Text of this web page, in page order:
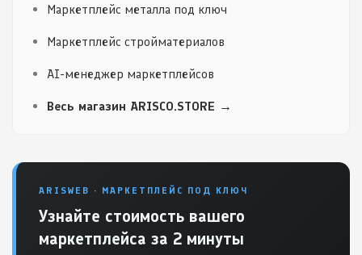
Маркетплейс металла под ключ
Маркетплейс стройматериалов
AI-менеджер маркетплейсов
Весь магазин ARISCO.STORE →
ARISWEB · МАРКЕТПЛЕЙС ПОД КЛЮЧ
Узнайте стоимость вашего
маркетплейса за 2 минуты